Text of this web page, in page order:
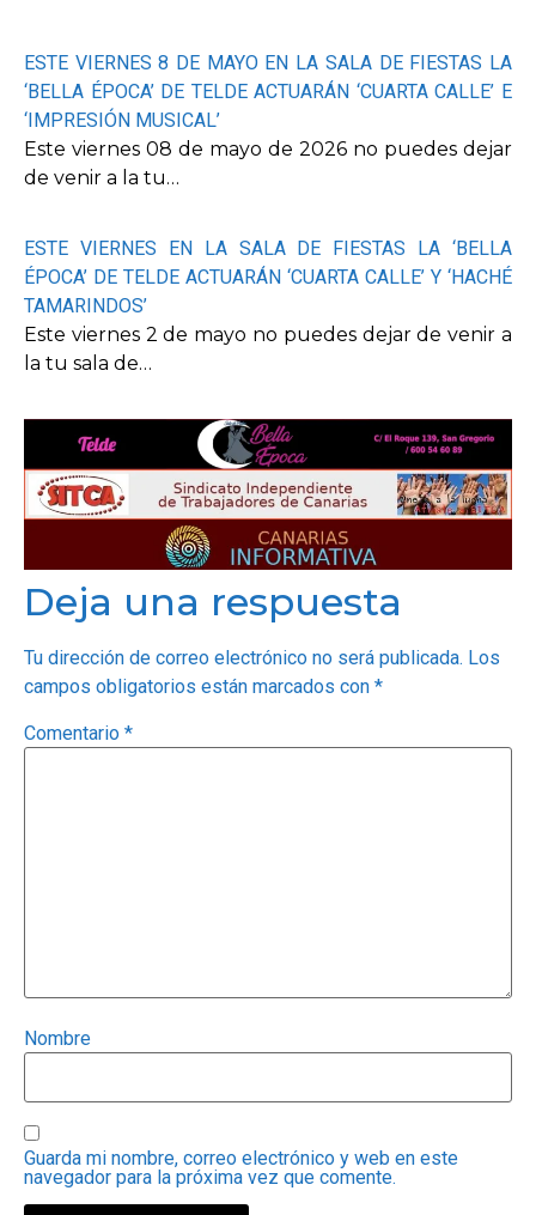
ESTE VIERNES 8 DE MAYO EN LA SALA DE FIESTAS LA
‘BELLA ÉPOCA’ DE TELDE ACTUARÁN ‘CUARTA CALLE’ E
‘IMPRESIÓN MUSICAL’
Este viernes 08 de mayo de 2026 no puedes dejar
de venir a la tu…
ESTE VIERNES EN LA SALA DE FIESTAS LA ‘BELLA
ÉPOCA’ DE TELDE ACTUARÁN ‘CUARTA CALLE’ Y ‘HACHÉ
TAMARINDOS’
Este viernes 2 de mayo no puedes dejar de venir a
la tu sala de…
Deja una respuesta
Tu dirección de correo electrónico no será publicada. Los
campos obligatorios están marcados con *
Comentario *
Nombre
Guarda mi nombre, correo electrónico y web en este
navegador para la próxima vez que comente.